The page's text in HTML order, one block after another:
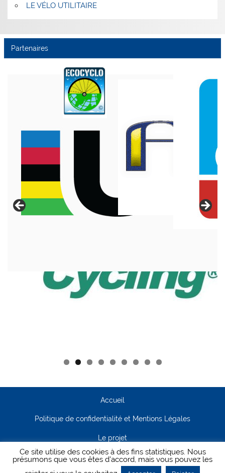
LE VÉLO UTILITAIRE
Partenaires
Accueil
Politique de confidentialité et Mentions Légales
Le projet
Contact
Ce site utilise des cookies à des fins statistiques. Nous
présumons que vous êtes d'accord, mais vous pouvez les